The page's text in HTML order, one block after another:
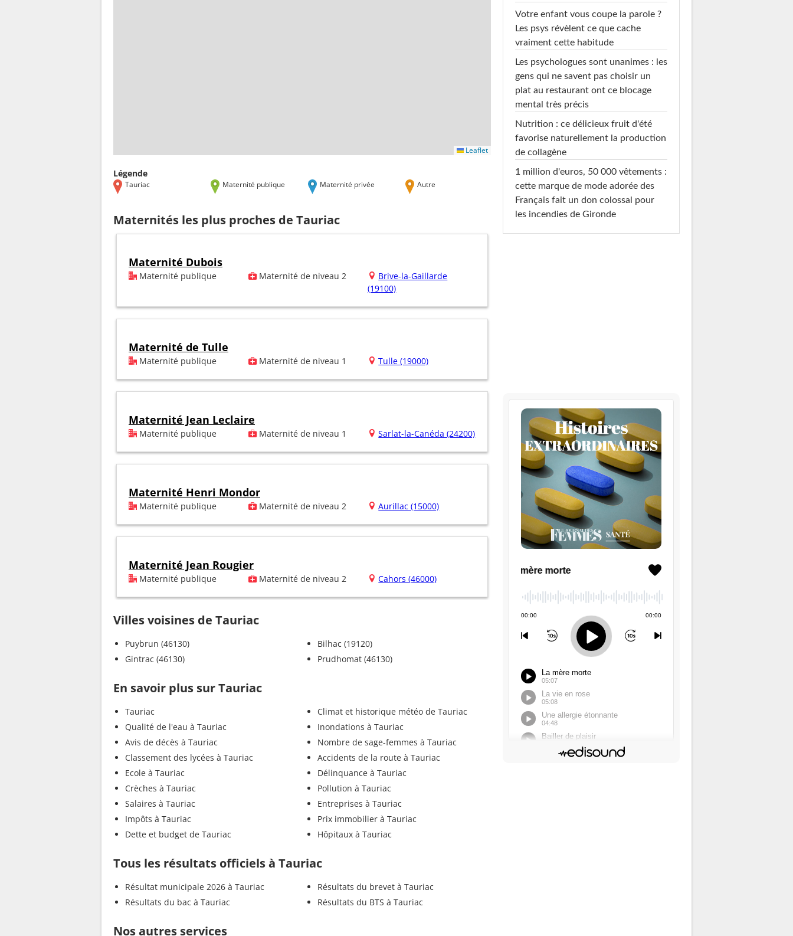
Leaflet
Légende
Tauriac Maternité publique Maternité privée Autre
Maternités les plus proches de Tauriac
Maternité Dubois
Maternité publique Maternité de niveau 2
Brive-la-Gaillarde
(19100)
Maternité de Tulle
Maternité publique Maternité de niveau 1 Tulle (19000)
Maternité Jean Leclaire
Maternité publique Maternité de niveau 1 Sarlat-la-Canéda (24200)
Maternité Henri Mondor
Maternité publique Maternité de niveau 2 Aurillac (15000)
Maternité Jean Rougier
Maternité publique Maternité de niveau 2 Cahors (46000)
Villes voisines de Tauriac
Puybrun (46130)
Gintrac (46130)
Bilhac (19120)
Prudhomat (46130)
En savoir plus sur Tauriac
Tauriac
Qualité de l'eau à Tauriac
Avis de décès à Tauriac
Classement des lycées à Tauriac
Ecole à Tauriac
Crèches à Tauriac
Salaires à Tauriac
Impôts à Tauriac
Dette et budget de Tauriac
Climat et historique météo de Tauriac
Inondations à Tauriac
Nombre de sage-femmes à Tauriac
Accidents de la route à Tauriac
Délinquance à Tauriac
Pollution à Tauriac
Entreprises à Tauriac
Prix immobilier à Tauriac
Hôpitaux à Tauriac
Tous les résultats officiels à Tauriac
Résultat municipale 2026 à Tauriac
Résultats du bac à Tauriac
Résultats du brevet à Tauriac
Résultats du BTS à Tauriac
Nos autres services
Votre enfant vous coupe la parole ?
Les psys révèlent ce que cache
vraiment cette habitude
Les psychologues sont unanimes : les
gens qui ne savent pas choisir un
plat au restaurant ont ce blocage
mental très précis
Nutrition : ce délicieux fruit d'été
favorise naturellement la production
de collagène
1 million d'euros, 50 000 vêtements :
cette marque de mode adorée des
Français fait un don colossal pour
les incendies de Gironde